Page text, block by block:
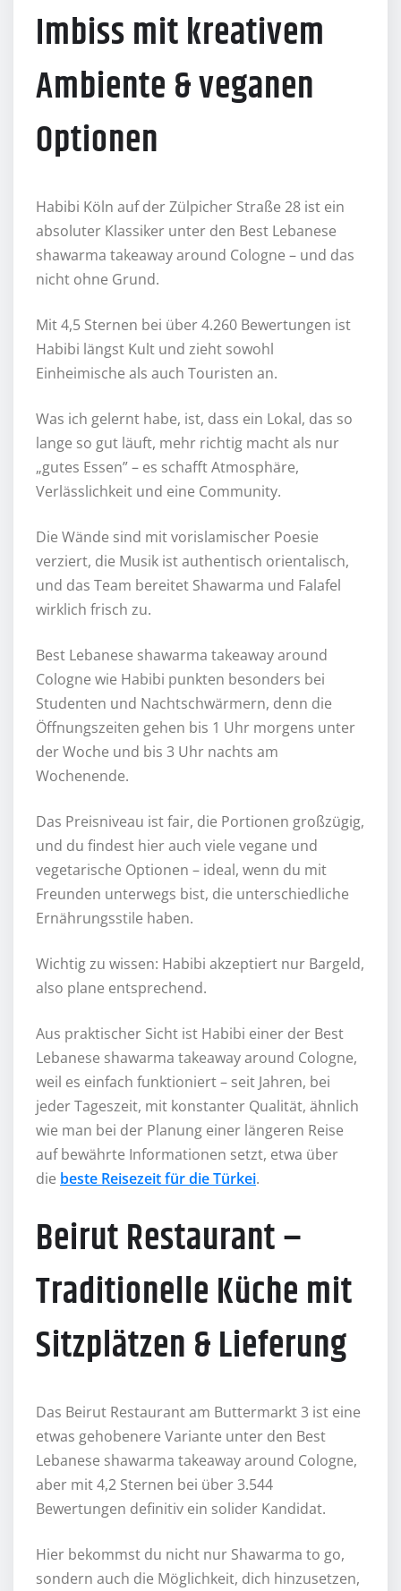
Imbiss mit kreativem
Ambiente & veganen
Optionen
Habibi Köln auf der Zülpicher Straße 28 ist ein
absoluter Klassiker unter den Best Lebanese
shawarma takeaway around Cologne – und das
nicht ohne Grund.
Mit 4,5 Sternen bei über 4.260 Bewertungen ist
Habibi längst Kult und zieht sowohl
Einheimische als auch Touristen an.
Was ich gelernt habe, ist, dass ein Lokal, das so
lange so gut läuft, mehr richtig macht als nur
„gutes Essen” – es schafft Atmosphäre,
Verlässlichkeit und eine Community.
Die Wände sind mit vorislamischer Poesie
verziert, die Musik ist authentisch orientalisch,
und das Team bereitet Shawarma und Falafel
wirklich frisch zu.
Best Lebanese shawarma takeaway around
Cologne wie Habibi punkten besonders bei
Studenten und Nachtschwärmern, denn die
Öffnungszeiten gehen bis 1 Uhr morgens unter
der Woche und bis 3 Uhr nachts am
Wochenende.
Das Preisniveau ist fair, die Portionen großzügig,
und du findest hier auch viele vegane und
vegetarische Optionen – ideal, wenn du mit
Freunden unterwegs bist, die unterschiedliche
Ernährungsstile haben.
Wichtig zu wissen: Habibi akzeptiert nur Bargeld,
also plane entsprechend.
Aus praktischer Sicht ist Habibi einer der Best
Lebanese shawarma takeaway around Cologne,
weil es einfach funktioniert – seit Jahren, bei
jeder Tageszeit, mit konstanter Qualität, ähnlich
wie man bei der Planung einer längeren Reise
auf bewährte Informationen setzt, etwa über
die beste Reisezeit für die Türkei.
Beirut Restaurant –
Traditionelle Küche mit
Sitzplätzen & Lieferung
Das Beirut Restaurant am Buttermarkt 3 ist eine
etwas gehobenere Variante unter den Best
Lebanese shawarma takeaway around Cologne,
aber mit 4,2 Sternen bei über 3.544
Bewertungen definitiv ein solider Kandidat.
Hier bekommst du nicht nur Shawarma to go,
sondern auch die Möglichkeit, dich hinzusetzen,